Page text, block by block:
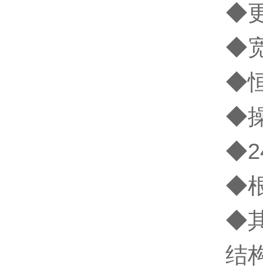
◆
◆
◆
◆
◆
◆
结